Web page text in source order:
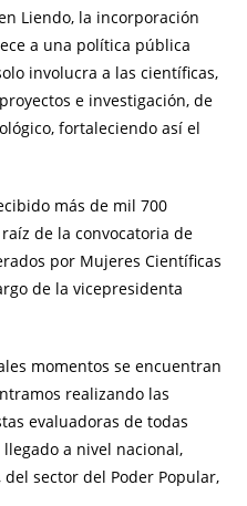
Liendo, la incorporación
a una política pública
involucra a las científicas,
e investigación, de
fortaleciendo así el
más de mil 700
de la convocatoria de
por Mujeres Científicas
de la vicepresidenta
momentos se encuentran
realizando las
evaluadoras de todas
a nivel nacional,
sector del Poder Popular,